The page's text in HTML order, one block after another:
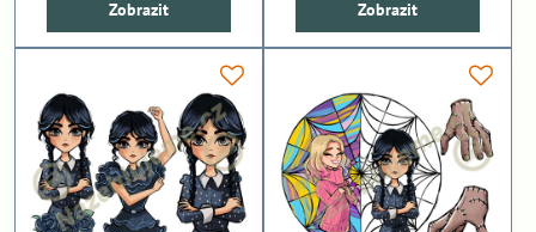
Zobrazit Zobrazit